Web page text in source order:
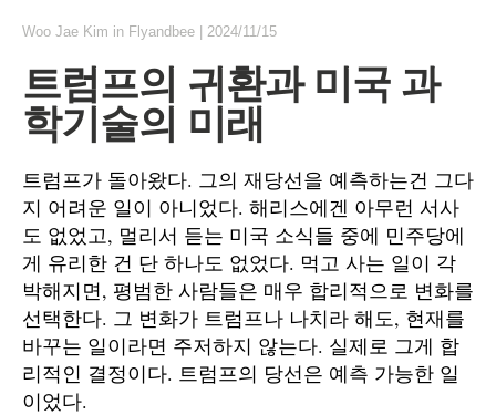
Woo Jae Kim in Flyandbee 2024/11/15
트럼프의 귀환과 미국 과
학기술의 미래
트럼프가 돌아왔다. 그의 재당선을 예측하는건 그다
지 어려운 일이 아니었다. 해리스에겐 아무런 서사
도 없었고, 멀리서 듣는 미국 소식들 중에 민주당에
게 유리한 건 단 하나도 없었다. 먹고 사는 일이 각
박해지면, 평범한 사람들은 매우 합리적으로 변화를
선택한다. 그 변화가 트럼프나 나치라 해도, 현재를
바꾸는 일이라면 주저하지 않는다. 실제로 그게 합
리적인 결정이다. 트럼프의 당선은 예측 가능한 일
이었다.